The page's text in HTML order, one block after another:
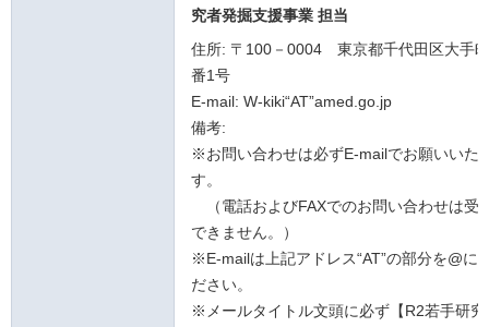
究者発掘支援事業 担当
住所: 〒100－0004 東京都千代田区大手
番1号
E-mail: W-kiki“AT”amed.go.jp
備考:
※お問い合わせは必ずE-mailでお願いいた
す。
（電話およびFAXでのお問い合わせは受
できません。）
※E-mailは上記アドレス“AT”の部分を@に
ださい。
※メールタイトル文頭に必ず【R2若手研究